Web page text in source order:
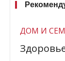
ДОМ И